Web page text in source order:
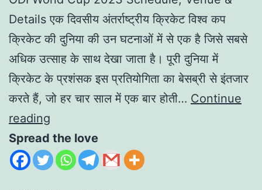
Details एक दिवसीय अंतर्राष्ट्रीय क्रिकेट विश्व कप
क्रिकेट की दुनिया की उन घटनाओं में से एक है जिसे सबसे
अधिक उत्साह के साथ देखा जाता है। पूरी दुनिया में
क्रिकेट के प्रशंसक इस प्रतियोगिता का बेसब्री से इंतजार
करते हैं, जो हर चार साल में एक बार होती… Continue
reading
Spread the love